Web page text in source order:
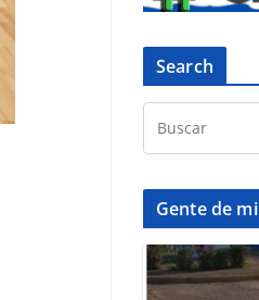
Search
Gente de